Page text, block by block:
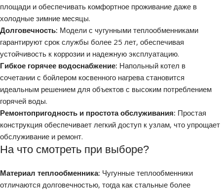
площади и обеспечивать комфортное проживание даже в
холодные зимние месяцы.
Долговечность: Модели с чугунными теплообменниками
гарантируют срок службы более 25 лет, обеспечивая
устойчивость к коррозии и надежную эксплуатацию.
Гибкое горячее водоснабжение: Напольный котел в
сочетании с бойлером косвенного нагрева становится
идеальным решением для объектов с высоким потреблением
горячей воды.
Ремонтопригодность и простота обслуживания: Простая
конструкция обеспечивает легкий доступ к узлам, что упрощает
обслуживание и ремонт.
На что смотреть при выборе?
Материал теплообменника: Чугунные теплообменники
отличаются долговечностью, тогда как стальные более